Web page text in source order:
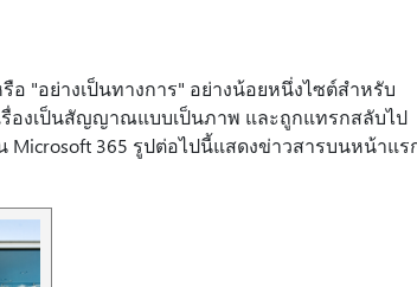
"อย่างเป็นทางการ" อย่างน้อยหนึ่งไซต์สําหรับ
องเป็นสัญญาณแบบเป็นภาพ และถูกแทรกสลับไป
365 รูปต่อไปนี้แสดงข่าวสารบนหน้าแร